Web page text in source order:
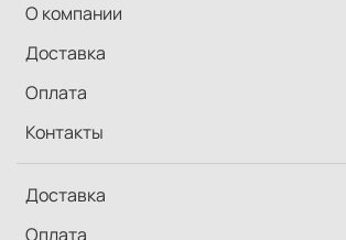
О компании
Доставка
Оплата
Контакты
Доставка
Оплата